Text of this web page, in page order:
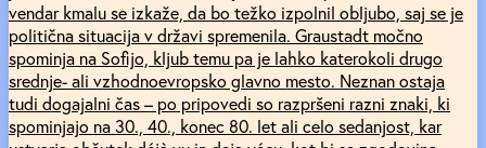
vendar kmalu se izkaže, da bo težko izpolnil obljubo, saj se je
politična situacija v državi spremenila. Graustadt močno
spominja na Sofijo, kljub temu pa je lahko katerokoli drugo
srednje- ali vzhodnoevropsko glavno mesto. Neznan ostaja
tudi dogajalni čas – po pripovedi so razpršeni razni znaki, ki
spominjajo na 30., 40., konec 80. let ali celo sedanjost, kar